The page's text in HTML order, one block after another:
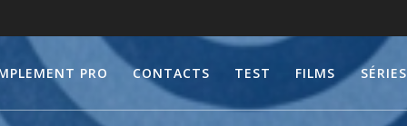
PRO CONTACTS TEST FILMS SÉRIES